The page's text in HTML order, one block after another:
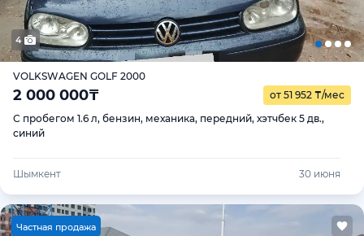
4
VOLKSWAGEN GOLF 2000
2 000 000₸ от 51 952 ₸/мес
С пробегом 1.6 л, бензин, механика, передний, хэтчбек 5 дв.,
синий
Шымкент 30 июня
Частная продажа